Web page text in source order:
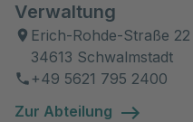
Verwaltung
Erich-Rohde-Straße 22
34613 Schwalmstadt
+49 5621 795 2400
Zur Abteilung